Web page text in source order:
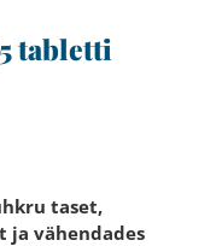
tabletti
taset,
vähendades